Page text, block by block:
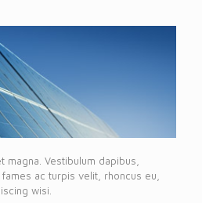
magna. Vestibulum dapibus,
ac turpis velit, rhoncus eu,
wisi.